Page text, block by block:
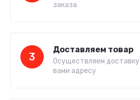
заказа
3
Доставляем товар
Осуществляем
вами адресу